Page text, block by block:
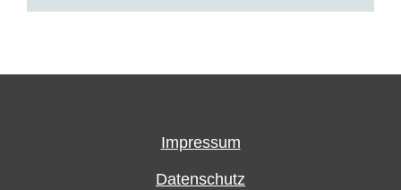
Impressum
Datenschutz